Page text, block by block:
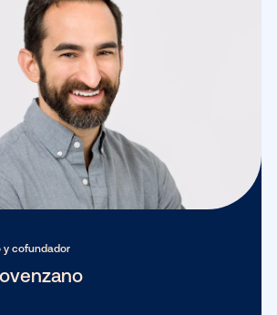
Nuestro equipo ejecutivo